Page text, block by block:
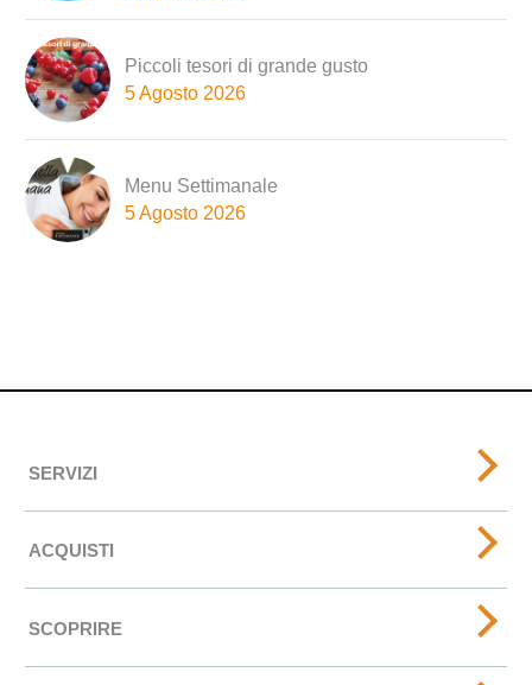
Piccoli tesori di grande gusto
5 Agosto 2026
Menu Settimanale
5 Agosto 2026
SERVIZI
ACQUISTI
SCOPRIRE